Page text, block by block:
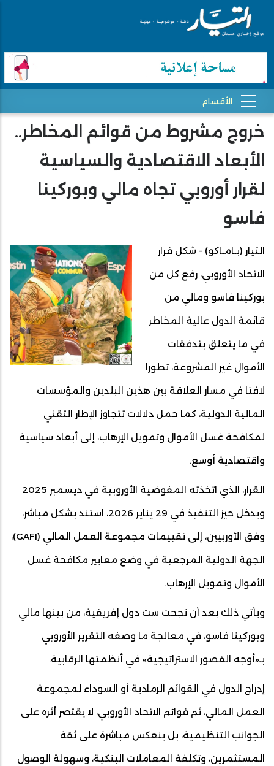
خروج مشروط من قوائم المخاطر..
الأبعاد الاقتصادية والسياسية
لقرار أوروبي تجاه مالي وبوركينا
فاسو
التيار (بـامـاكو) - شكل قرار
الاتحاد الأوروبي، رفع كل من
بوركينا فاسو ومالي من
قائمة الدول عالية المخاطر
في ما يتعلق بتدفقات
الأموال غير المشروعة، تطورا
لافتا في مسار العلاقة بين هذين البلدين والمؤسسات
المالية الدولية، كما حمل دلالات تتجاوز الإطار التقني
لمكافحة غسل الأموال وتمويل الإرهاب، إلى أبعاد سياسية
واقتصادية أوسع.
القرار، الذي اتخذته المفوضية الأوروبية في ديسمبر 2025
ويدخل حيز التنفيذ في 29 يناير 2026، استند بشكل مباشر،
وفق الأوربيين، إلى تقييمات مجموعة العمل المالي (GAFI)،
الجهة الدولية المرجعية في وضع معايير مكافحة غسل
الأموال وتمويل الإرهاب.
ويأتي ذلك بعد أن نجحت ست دول إفريقية، من بينها مالي
وبوركينا فاسو، في معالجة ما وصفه التقرير الأوروبي
بـ«أوجه القصور الاستراتيجية» في أنظمتها الرقابية.
إدراج الدول في القوائم الرمادية أو السوداء لمجموعة
العمل المالي، ثم قوائم الاتحاد الأوروبي، لا يقتصر أثره على
الجوانب التنظيمية، بل ينعكس مباشرة على ثقة
المستثمرين، وتكلفة المعاملات البنكية، وسهولة الوصول